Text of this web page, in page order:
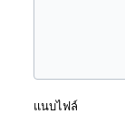
การ
ติดต่อ
แนบไฟล์